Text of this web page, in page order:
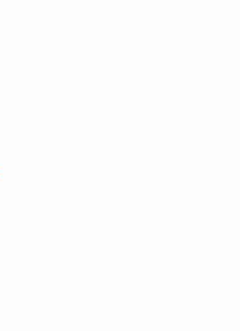
со скамьей HS-1075
со скамьей HS-1025 Pro